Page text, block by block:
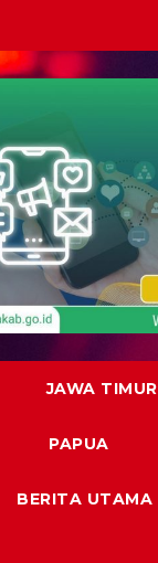
JAWA TIMUR
PAPUA
BERITA UTAMA